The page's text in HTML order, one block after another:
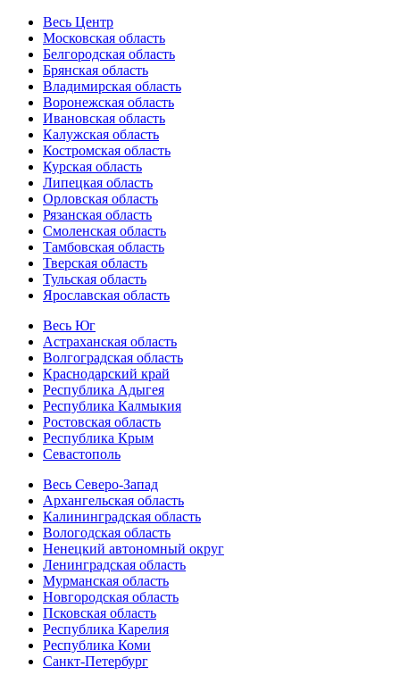
Весь Центр
Московская область
Белгородская область
Брянская область
Владимирская область
Воронежская область
Ивановская область
Калужская область
Костромская область
Курская область
Липецкая область
Орловская область
Рязанская область
Смоленская область
Тамбовская область
Тверская область
Тульская область
Ярославская область
Весь Юг
Астраханская область
Волгоградская область
Краснодарский край
Республика Адыгея
Республика Калмыкия
Ростовская область
Республика Крым
Севастополь
Весь Северо-Запад
Архангельская область
Калининградская область
Вологодская область
Ненецкий автономный округ
Ленинградская область
Мурманская область
Новгородская область
Псковская область
Республика Карелия
Республика Коми
Санкт-Петербург